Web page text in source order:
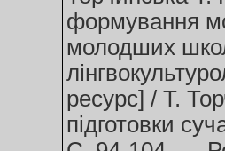
формування
молодших
ресурс] / Т.
підготовки